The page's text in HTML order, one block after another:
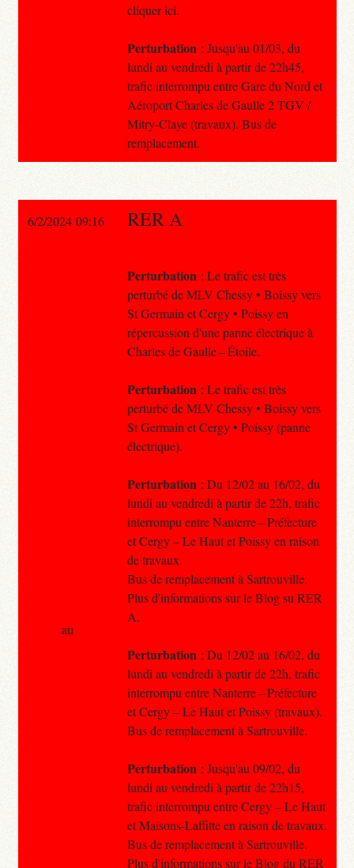
cliquer ici.
Perturbation : Jusqu'au 01/03, du
lundi au vendredi à partir de 22h45,
trafic interrompu entre Gare du Nord et
Aéroport Charles de Gaulle 2 TGV /
Mitry-Claye (travaux). Bus de
remplacement.
6/2/2024 09:16 RER A
Perturbation : Le trafic est très
perturbé de MLV Chessy • Boissy vers
St Germain et Cergy • Poissy en
répercussion d'une panne électrique à
Charles de Gaulle – Étoile.
Perturbation : Le trafic est très
perturbé de MLV Chessy • Boissy vers
St Germain et Cergy • Poissy (panne
électrique).
Perturbation : Du 12/02 au 16/02, du
lundi au vendredi à partir de 22h, trafic
interrompu entre Nanterre – Préfecture
et Cergy – Le Haut et Poissy en raison
de travaux.
Bus de remplacement à Sartrouville.
Plus d'informations sur le Blog su RER
A.
Perturbation : Du 12/02 au 16/02, du
lundi au vendredi à partir de 22h, trafic
interrompu entre Nanterre – Préfecture
et Cergy – Le Haut et Poissy (travaux).
Bus de remplacement à Sartrouville.
Perturbation : Jusqu'au 09/02, du
lundi au vendredi à partir de 22h15,
trafic interrompu entre Cergy – Le Haut
et Maisons-Laffitte en raison de travaux.
Bus de remplacement à Sartrouville.
Plus d'informations sur le Blog du RER
au